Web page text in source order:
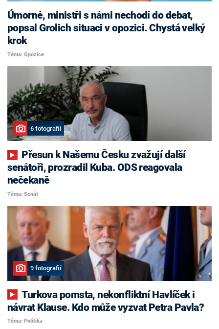
Úmorné, ministři s námi nechodí do debat,
popsal Grolich situaci v opozici. Chystá velký
krok
Téma: Opozice
6 fotografií
senátoři, prozradil Kuba. ODS reagovala
nečekaně
Téma: Senát
9 fotografií
Turkova pomsta, nekonfliktní Havlíček i
návrat Klause. Kdo může vyzvat Petra Pavla?
Téma: Politika